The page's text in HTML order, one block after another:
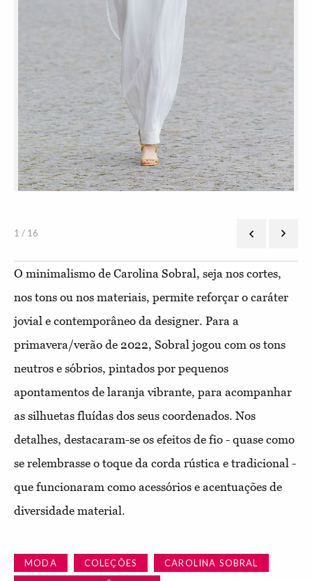
1 / 16
O minimalismo de Carolina Sobral, seja nos cortes,
nos tons ou nos materiais, permite reforçar o caráter
jovial e contemporâneo da designer. Para a
primavera/verão de 2022, Sobral jogou com os tons
neutros e sóbrios, pintados por pequenos
apontamentos de laranja vibrante, para acompanhar
as silhuetas fluídas dos seus coordenados. Nos
detalhes, destacaram-se os efeitos de fio - quase como
se relembrasse o toque da corda rústica e tradicional -
que funcionaram como acessórios e acentuações de
diversidade material.
MODA COLEÇÕES
CAROLINA SOBRAL